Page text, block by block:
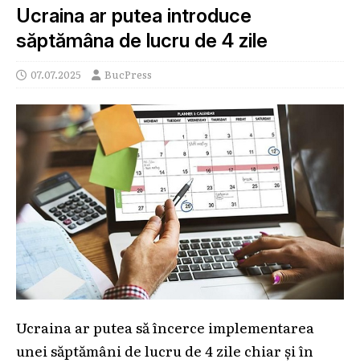
Ucraina ar putea introduce
săptămâna de lucru de 4 zile
07.07.2025 BucPress
Ucraina ar putea să încerce implementarea
unei săptămâni de lucru de 4 zile chiar și în